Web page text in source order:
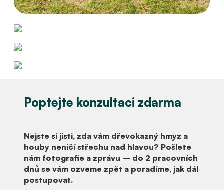
Poptejte konzultaci zdarma
Nejste si jisti, zda vám dřevokazný hmyz a
houby neničí střechu nad hlavou? Pošlete
nám fotografie a zprávu – do 2 pracovních
dnů se vám ozveme zpět a poradíme, jak dál
postupovat.